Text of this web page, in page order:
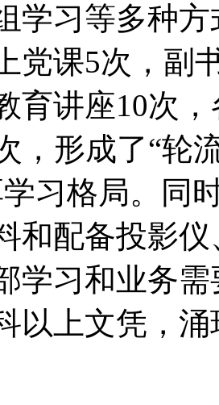
学习等多种
党课5次，副
育讲座10次
，形成了“轮
习格局。同
和配备投影
学习和业务
以上文凭，